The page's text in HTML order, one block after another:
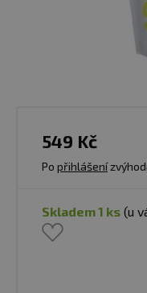
549 Kč
Po přihlášení
skladem 1 ks (u